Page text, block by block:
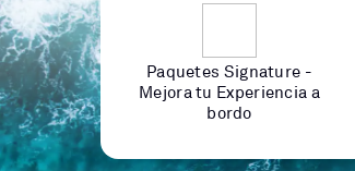
Paquetes Signature -
Mejora tu Experiencia a
bordo